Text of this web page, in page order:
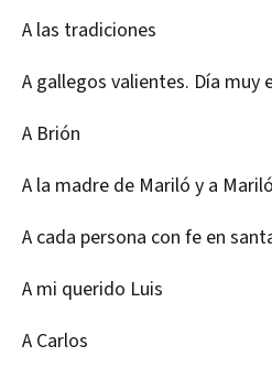
A las tradiciones
A gallegos valientes. Día muy
A Brión
A la madre de Mariló y a Mariló
A cada persona con fe en
A mi querido Luis
A Carlos